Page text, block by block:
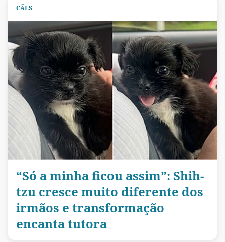
CÃES
“Só a minha ficou assim”: Shih-
tzu cresce muito diferente dos
irmãos e transformação
encanta tutora